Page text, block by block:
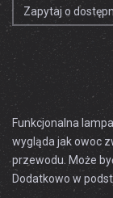
Zapytaj o
Funkcjonalna
wygląda jak owoc
przewodu. Może
Dodatkowo w